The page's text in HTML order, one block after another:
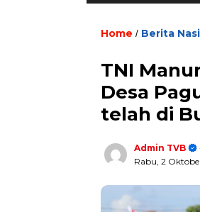
Home / Berita
TNI
Desa
telah di
Admin TVB
Rabu, 2